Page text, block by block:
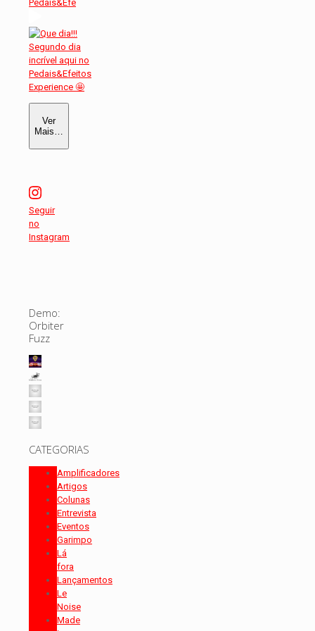
Pedais&Efe
Ver
Mais…
Seguir
no
Instagram
Demo:
Orbiter
Fuzz
CATEGORIAS
Amplificadores
Artigos
Colunas
Entrevista
Eventos
Garimpo
Lá
fora
Lançamentos
Le
Noise
Made